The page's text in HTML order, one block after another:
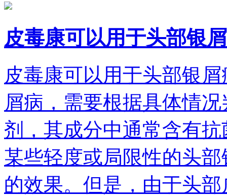
皮毒康可以用于头部银
皮毒康可以用于头部银
屑病，需要根据具体情
剂，其成分中通常含有
某些轻度或局限性的头
的效果。但是，由于头